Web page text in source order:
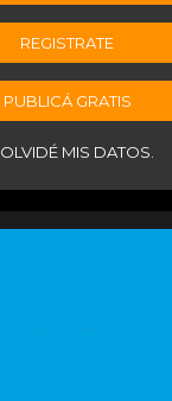
REGISTRATE
PUBLICÁ GRATIS
OLVIDÉ MIS DATOS.